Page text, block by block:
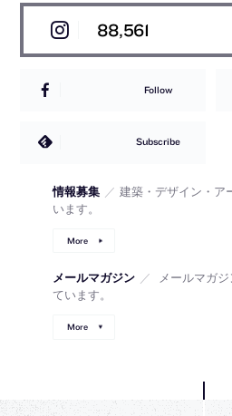
88,561
Follow
Subscribe
情報募集 ／ 建築・デザイン・ア
います。
More
メールマガジン ／
メールマガ
ています。
More